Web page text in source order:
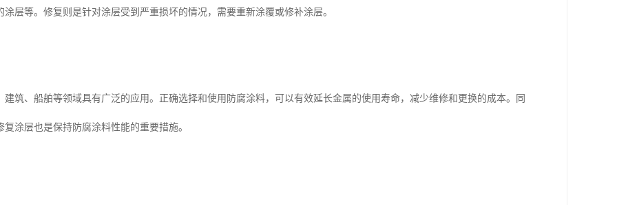
涂层等。修复则是针对涂层受到严重损坏的情况，需要重新涂覆或修补涂层。
建筑、船舶等领域具有广泛的应用。正确选择和使用防腐涂料，可以有效延长金属的使用寿命，减少维修和更换的成本。同
复涂层也是保持防腐涂料性能的重要措施。